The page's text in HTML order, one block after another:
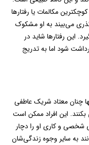
مکالمات یا رفتارها
می‌بیند به او مشکوک
این رفتارها شاید در
شود اما به تدریج
چنان معتاد شریک عاطفی
این افراد ممکن است
شخصی و کاری او را دچار
به سایر وجوه زندگی‌شان